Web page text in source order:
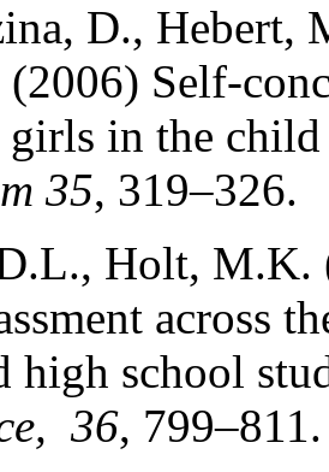
D., Hebert,
Self-
girls in the
35, 319–326.
Holt, M.K.
across
high school
36, 799–811.